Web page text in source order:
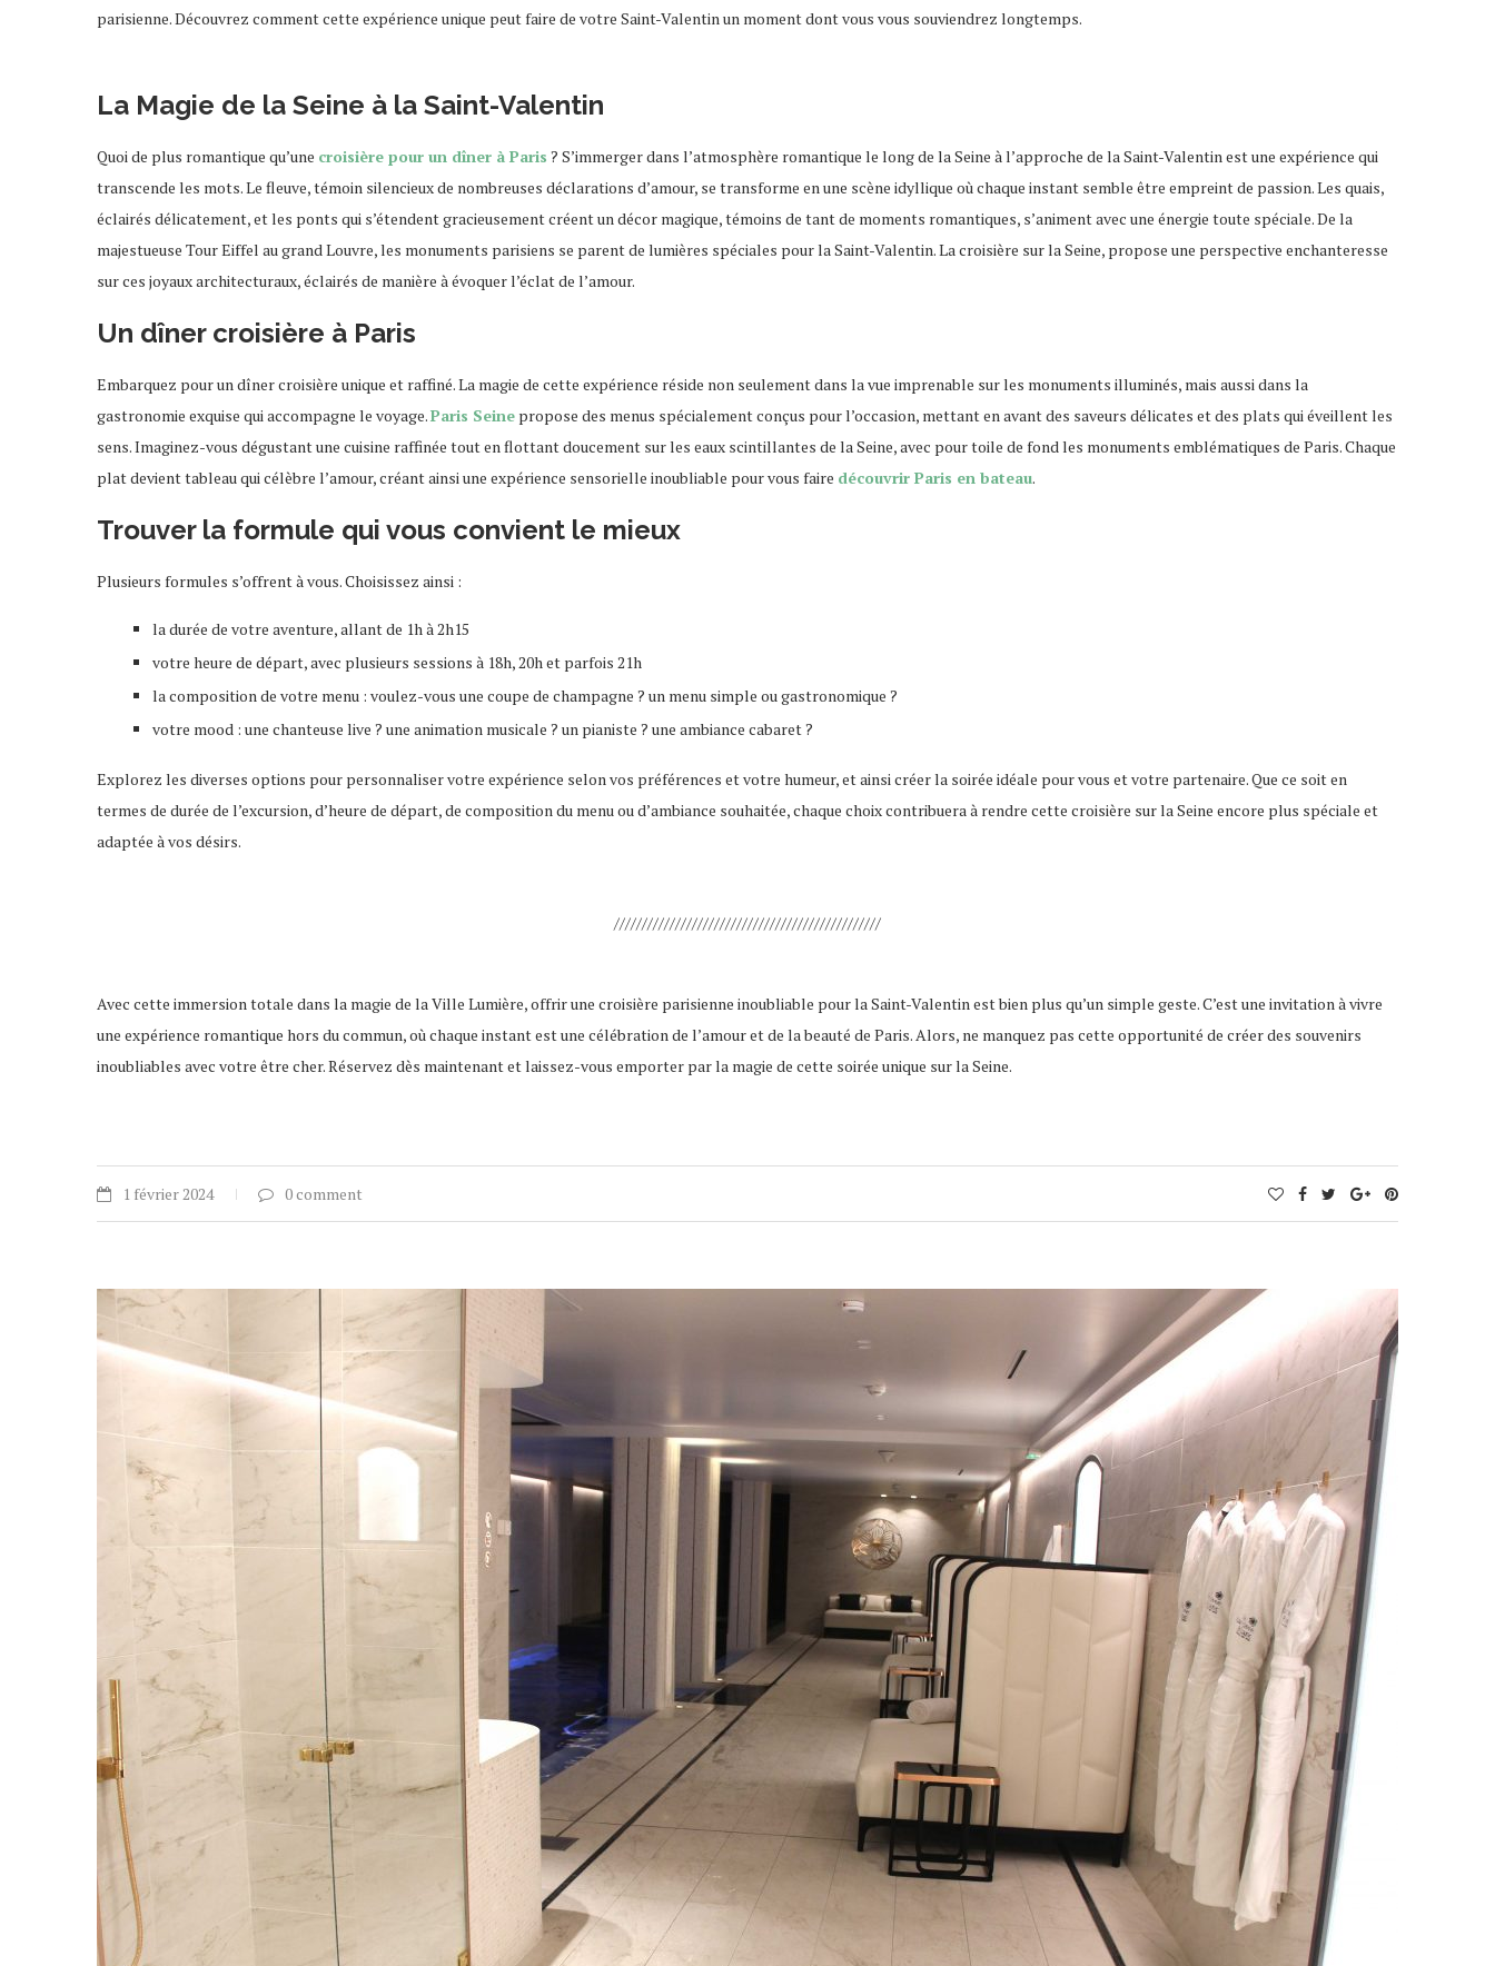
parisienne. Découvrez comment cette expérience unique peut faire de votre Saint-Valentin un moment dont vous vous souviendrez longtemps.
La Magie de la Seine à la Saint-Valentin
Quoi de plus romantique qu’une croisière pour un dîner à Paris ? S’immerger dans l’atmosphère romantique le long de la Seine à l’approche de la Saint-Valentin est une expérience qui
transcende les mots. Le fleuve, témoin silencieux de nombreuses déclarations d’amour, se transforme en une scène idyllique où chaque instant semble être empreint de passion. Les quais,
éclairés délicatement, et les ponts qui s’étendent gracieusement créent un décor magique, témoins de tant de moments romantiques, s’animent avec une énergie toute spéciale. De la
majestueuse Tour Eiffel au grand Louvre, les monuments parisiens se parent de lumières spéciales pour la Saint-Valentin. La croisière sur la Seine, propose une perspective enchanteresse
sur ces joyaux architecturaux, éclairés de manière à évoquer l’éclat de l’amour.
Un dîner croisière à Paris
Embarquez pour un dîner croisière unique et raffiné. La magie de cette expérience réside non seulement dans la vue imprenable sur les monuments illuminés, mais aussi dans la
gastronomie exquise qui accompagne le voyage.Paris Seine propose des menus spécialement conçus pour l’occasion, mettant en avant des saveurs délicates et des plats qui éveillent les
sens. Imaginez-vous dégustant une cuisine raffinée tout en flottant doucement sur les eaux scintillantes de la Seine, avec pour toile de fond les monuments emblématiques de Paris. Chaque
plat devient tableau qui célèbre l’amour, créant ainsi une expérience sensorielle inoubliable pour vous faire découvrir Paris en bateau.
Trouver la formule qui vous convient le mieux
Plusieurs formules s’offrent à vous. Choisissez ainsi :
la durée de votre aventure, allant de 1h à 2h15
votre heure de départ, avec plusieurs sessions à 18h, 20h et parfois 21h
la composition de votre menu : voulez-vous une coupe de champagne ? un menu simple ou gastronomique ?
votre mood : une chanteuse live ? une animation musicale ? un pianiste ? une ambiance cabaret ?
Explorez les diverses options pour personnaliser votre expérience selon vos préférences et votre humeur, et ainsi créer la soirée idéale pour vous et votre partenaire. Que ce soit en
termes de durée de l’excursion, d’heure de départ, de composition du menu ou d’ambiance souhaitée, chaque choix contribuera à rendre cette croisière sur la Seine encore plus spéciale et
adaptée à vos désirs.
////////////////////////////////////////////////
Avec cette immersion totale dans la magie de la Ville Lumière, offrir une croisière parisienne inoubliable pour la Saint-Valentin est bien plus qu’un simple geste. C’est une invitation à vivre
une expérience romantique hors du commun, où chaque instant est une célébration de l’amour et de la beauté de Paris. Alors, ne manquez pas cette opportunité de créer des souvenirs
inoubliables avec votre être cher. Réservez dès maintenant et laissez-vous emporter par la magie de cette soirée unique sur la Seine.
1 février 2024 0 comment